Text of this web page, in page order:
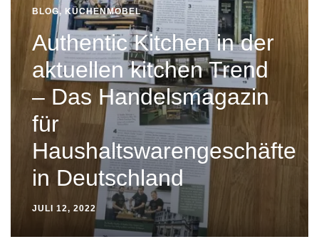
BLOG, KÜCHENMÖBEL
Authentic Kitchen in der
aktuellen kitchen Trend
– Das Handelsmagazin
für
Haushaltswarengeschäfte
in Deutschland
JULI 12, 2022